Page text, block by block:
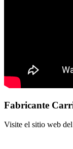
Fabricante
Visite el sitio web